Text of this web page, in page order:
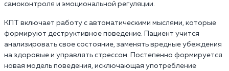
самоконтроля и эмоциональной регуляции.
КПТ включает работу с автоматическими мыслями, которые
формируют деструктивное поведение. Пациент учится
анализировать свое состояние, заменять вредные убеждения
на здоровые и управлять стрессом. Постепенно формируется
новая модель поведения, исключающая употребление